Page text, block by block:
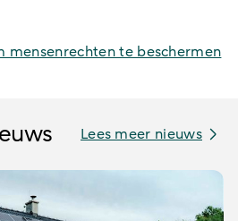
mensenrechten te beschermen
Lees meer nieuws